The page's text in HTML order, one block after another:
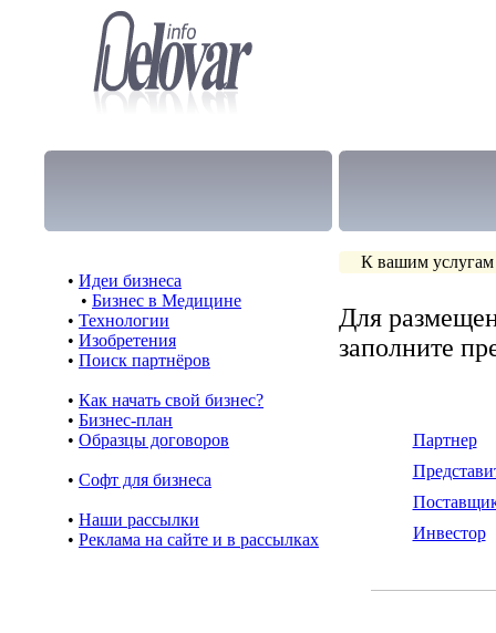
• Идеи бизнеса
• Бизнес в Медицине
• Технологии
• Изобретения
• Поиск партнёров
• Как начать свой бизнес?
• Бизнес-план
• Образцы договоров
• Cофт для бизнеса
• Наши рассылки
• Реклама на сайте и в рассылках
К вашим услугам
Для
заполните
Партнер
Инвестор